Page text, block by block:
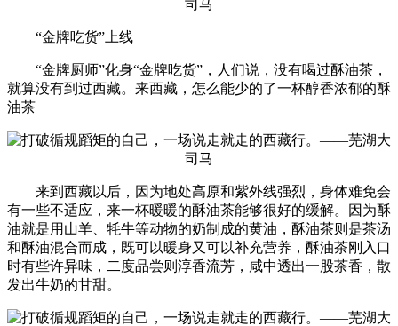
“金牌吃货”上线
“金牌厨师”化身“金牌吃货”，人们说，没有喝过酥油茶，
就算没有到过西藏。来西藏，怎么能少的了一杯醇香浓郁的酥
油茶
来到西藏以后，因为地处高原和紫外线强烈，身体难免会
有一些不适应，来一杯暖暖的酥油茶能够很好的缓解。因为酥
油就是用山羊、牦牛等动物的奶制成的黄油，酥油茶则是茶汤
和酥油混合而成，既可以暖身又可以补充营养，酥油茶刚入口
时有些许异味，二度品尝则淳香流芳，咸中透出一股茶香，散
发出牛奶的甘甜。